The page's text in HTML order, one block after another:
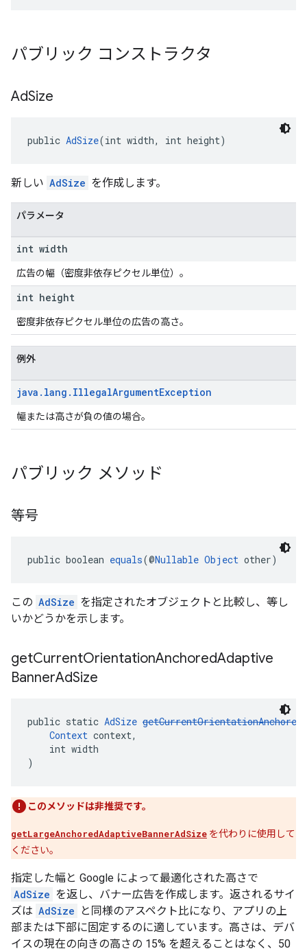
パブリック コンストラクタ
AdSize
public AdSize(int width, int height)
新しい AdSize を作成します。
パラメータ
int width
広告の幅（密度非依存ピクセル単位）。
int height
密度非依存ピクセル単位の広告の高さ。
例外
java . lang . IllegalArgumentException
幅または高さが負の値の場合。
パブリック メソッド
等号
public boolean equals(@Nullable Object other)
この AdSize を指定されたオブジェクトと比較し、等し
いかどうかを示します。
getCurrentOrientationAnchoredAdaptive
BannerAdSize
public static AdSize
Context context,
int width
)
このメソッドは非推奨です。
getLargeAnchoredAdaptiveBannerAdSize を代わりに使用して
ください。
指定した幅と Google によって最適化された高さで
AdSize を返し、バナー広告を作成します。返されるサイ
ズは AdSize
と同様のアスペクト比になり、アプリの上
部または下部に固定するのに適しています。高さは、デバ
イスの現在の向きの高さの 15% を超えることはなく、50